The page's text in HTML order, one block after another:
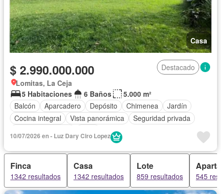
Casa
$ 2.990.000.000
Destacado
Lomitas, La Ceja
5 Habitaciones
6 Baños
5.000 m²
Balcón
Aparcadero Depósito Chimenea
Jardín
Cocina integral
Vista panorámica
Seguridad privada
10/07/2026 en - Luz Dary Ciro Lopez
Finca
1342 resultados
Casa
1342 resultados
Lote
859 resultados 545